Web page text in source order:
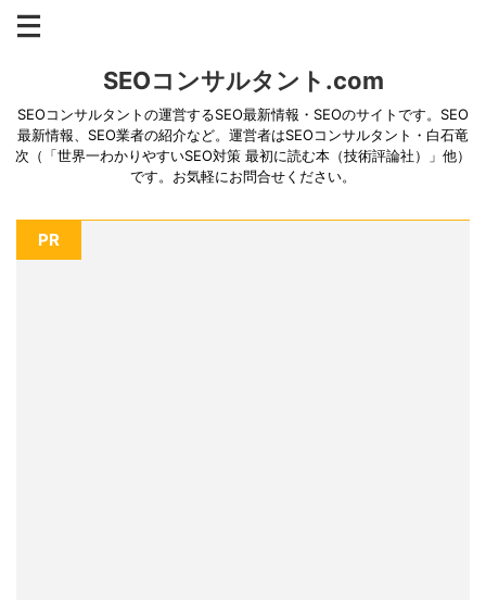
SEOコンサルタント.com
SEOコンサルタントの運営するSEO最新情報・SEOのサイトです。SEO
最新情報、SEO業者の紹介など。運営者はSEOコンサルタント・白石竜
次（「世界一わかりやすいSEO対策 最初に読む本（技術評論社）」他）
です。お気軽にお問合せください。
PR